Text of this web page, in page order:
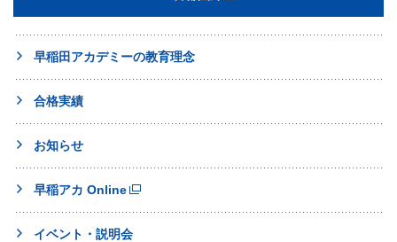
早稲田アカデミーの教育理念
合格実績
お知らせ
早稲アカ Online
イベント・説明会